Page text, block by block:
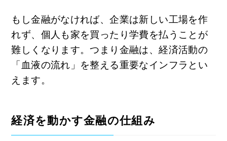
もし金融がなければ、企業は新しい工場を作
れず、個人も家を買ったり学費を払うことが
難しくなります。つまり金融は、経済活動の
「血液の流れ」を整える重要なインフラとい
えます。
経済を動かす金融の仕組み